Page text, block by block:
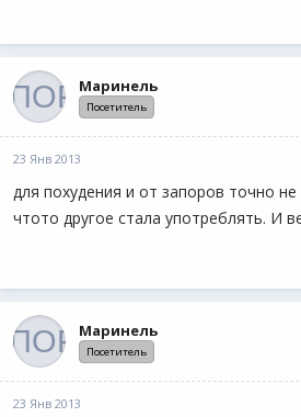
Маринель
Посетитель
23 Янв 2013
для похудения и от запоров точно
чтото другое стала употреблять. И
Маринель
Посетитель
23 Янв 2013